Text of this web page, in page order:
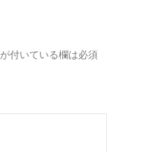
が付いている欄は必須